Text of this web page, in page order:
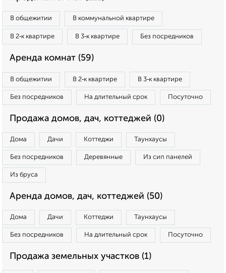
В общежитии В коммунальной квартире
В 2‑к квартире В 3‑к квартире Без посредников
Аренда комнат (59)
В общежитии В 2‑к квартире В 3‑к квартире
Без посредников На длительный срок Посуточно
Продажа домов, дач, коттеджей (0)
Дома Дачи Коттеджи Таунхаусы
Без посредников Деревянные Из сип панелей
Из бруса
Аренда домов, дач, коттеджей (50)
Дома Дачи Коттеджи Таунхаусы
Без посредников На длительный срок Посуточно
Продажа земельных участков (1)